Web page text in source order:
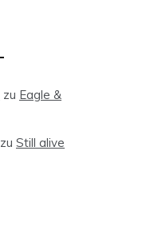
zu Eagle &
zu Still alive